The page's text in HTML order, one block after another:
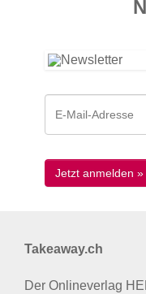
Takeaway.ch
Der Onlineverlag